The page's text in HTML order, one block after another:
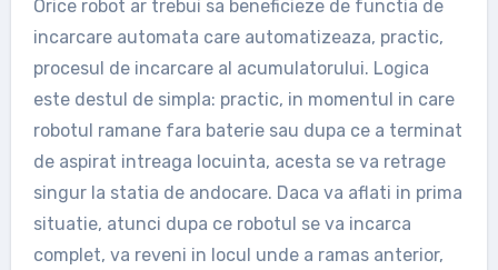
Orice robot ar trebui sa beneficieze de functia de
incarcare automata care automatizeaza, practic,
procesul de incarcare al acumulatorului. Logica
este destul de simpla: practic, in momentul in care
robotul ramane fara baterie sau dupa ce a terminat
de aspirat intreaga locuinta, acesta se va retrage
singur la statia de andocare. Daca va aflati in prima
situatie, atunci dupa ce robotul se va incarca
complet, va reveni in locul unde a ramas anterior,